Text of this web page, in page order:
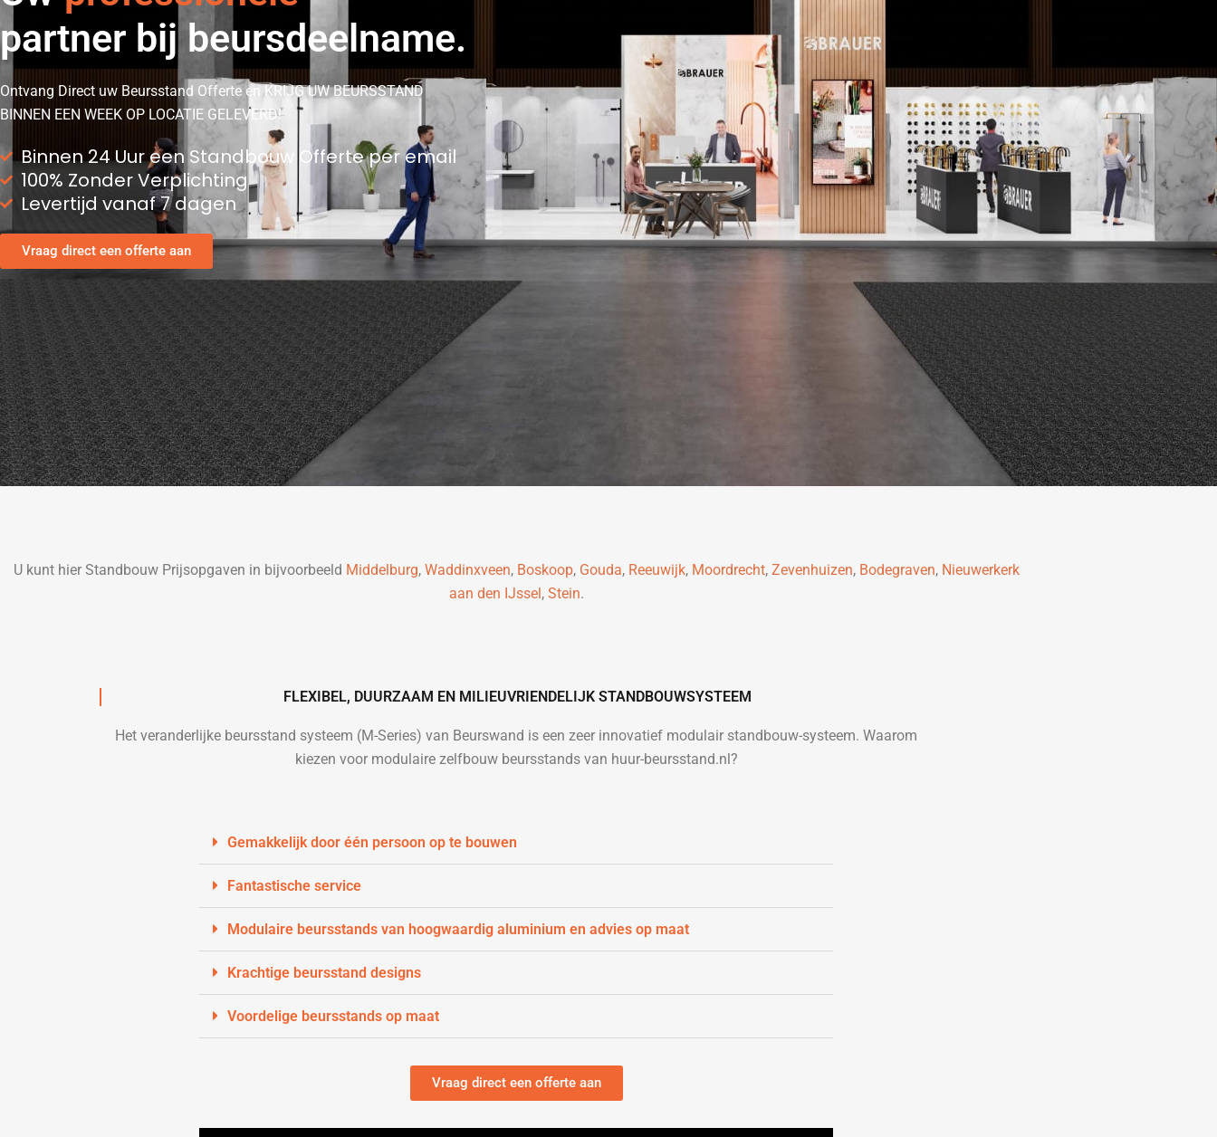
partner bij beursdeelname.
Ontvang Direct uw Beursstand Offerte en KRIJG UW BEURSSTAND
BINNEN EEN WEEK OP LOCATIE GELEVERD!
Binnen 24 Uur een Standbouw Offerte per email
100% Zonder Verplichting
Levertijd vanaf 7 dagen
Vraag direct een offerte aan
U kunt hier Standbouw Prijsopgaven in bijvoorbeeld Middelburg, Waddinxveen, Boskoop, Gouda, Reeuwijk, Moordrecht, Zevenhuizen, Bodegraven, Nieuwerkerk
aan den IJssel , Stein.
FLEXIBEL, DUURZAAM EN MILIEUVRIENDELIJK STANDBOUWSYSTEEM
Het veranderlijke beursstand systeem (M-Series) van Beurswand is een zeer innovatief modulair standbouw-systeem. Waarom
kiezen voor modulaire zelfbouw beursstands van huur-beursstand.nl?
Gemakkelijk door één persoon op te bouwen
Fantastische service
Modulaire beursstands van hoogwaardig aluminium en advies op maat
Krachtige beursstand designs
Voordelige beursstands op maat
Vraag direct een offerte aan